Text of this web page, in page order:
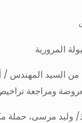
المرورية
من السيد المهندس
ومراجعة
وليد مرسى، حملة